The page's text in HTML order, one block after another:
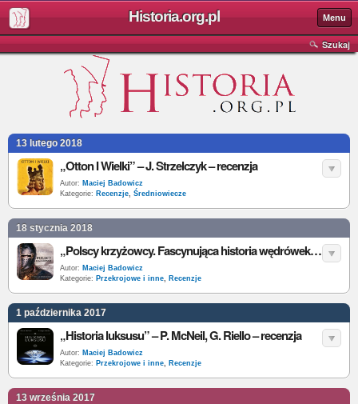
Historia.org.pl Menu
Szukaj
13 lutego 2018
„Otton I Wielki” – J. Strzelczyk – recenzja
Autor: Maciej Badowicz
Kategorie: Recenzje, Średniowiecze
18 stycznia 2018
„Polscy krzyżowcy. Fascynująca historia wędrówek Polaków do Ziemi Świętej” – A. Teterycz-Puzio – recenzja
Autor: Maciej Badowicz
Kategorie: Przekrojowe i inne, Recenzje
1 października 2017
„Historia luksusu” – P. McNeil, G. Riello – recenzja
Autor: Maciej Badowicz
Kategorie: Przekrojowe i inne, Recenzje
13 września 2017